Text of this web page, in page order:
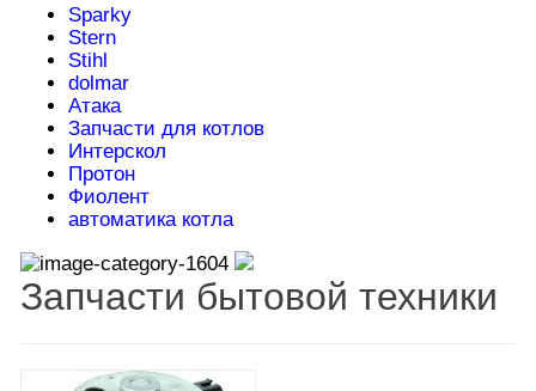
Sparky
Stern
Stihl
dolmar
Атака
Запчасти для котлов
Интерскол
Протон
Фиолент
автоматика котла
Запчасти бытовой техники